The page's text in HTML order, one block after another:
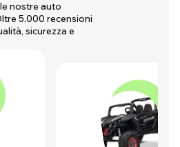
nostre auto
5.000 recensioni
sicurezza e